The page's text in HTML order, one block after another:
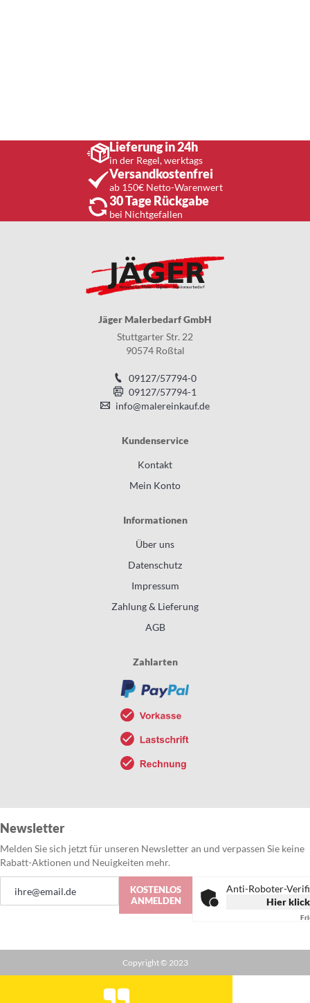
Lieferung in 24h
in der Regel, werktags
Versandkostenfrei
ab 150€ Netto-Warenwert
30 Tage Rückgabe
bei Nichtgefallen
Jäger Malerbedarf GmbH
Stuttgarter Str. 22
90574 Roßtal
09127/57794-0
09127/57794-1
info@malereinkauf.de
Kundenservice
Kontakt
Mein Konto
Informationen
Über uns
Datenschutz
Impressum
Zahlung & Lieferung
AGB
Zahlarten
Newsletter
Melden Sie sich jetzt für unseren Newsletter an und verpassen Sie keine
Rabatt-Aktionen und Neuigkeiten mehr.
zum
KOSTENLOS
ANMELDEN
Anti-Roboter-
Hier
Copyright © 2023